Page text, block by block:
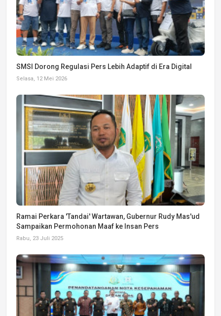
SMSI Dorong Regulasi Pers Lebih Adaptif di Era Digital
Selasa, 12 Mei 2026
Ramai Perkara 'Tandai' Wartawan, Gubernur Rudy Mas'ud
Sampaikan Permohonan Maaf ke Insan Pers
Rabu, 23 Juli 2025